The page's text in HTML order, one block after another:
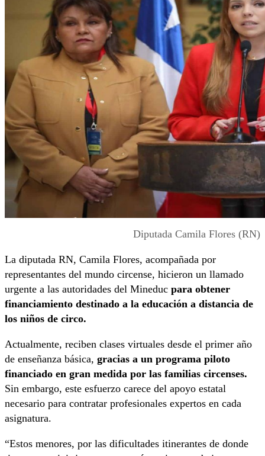
Diputada Camila Flores (RN)
La diputada RN, Camila Flores, acompañada por
representantes del mundo circense, hicieron un llamado
urgente a las autoridades del Mineduc para obtener
financiamiento destinado a la educación a distancia de
los niños de circo.
Actualmente, reciben clases virtuales desde el primer año
de enseñanza básica, gracias a un programa piloto
financiado en gran medida por las familias circenses.
Sin embargo, este esfuerzo carece del apoyo estatal
necesario para contratar profesionales expertos en cada
asignatura.
“Estos menores, por las dificultades itinerantes de donde